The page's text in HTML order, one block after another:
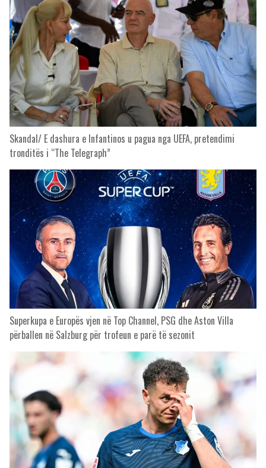
Skandal/ E dashura e Infantinos u pagua nga UEFA, pretendimi
tronditës i “The Telegraph”
Superkupa e Europës vjen në Top Channel, PSG dhe Aston Villa
përballen në Salzburg për trofeun e parë të sezonit